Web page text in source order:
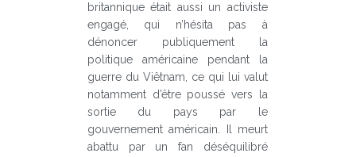
britannique était aussi un activiste
engagé, qui n’hésita pas à
dénoncer publiquement la
politique américaine pendant la
guerre du Viêtnam, ce qui lui valut
notamment d’être poussé vers la
sortie du pays par le
gouvernement américain. Il meurt
abattu par un fan déséquilibré